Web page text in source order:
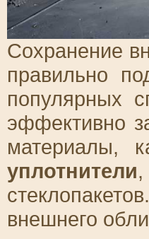
Сохранение
правильно
популярных
эффективно
материалы,
уплотнители
внешнего